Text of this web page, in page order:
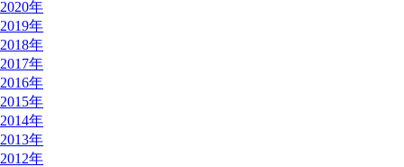
2020年
2019年
2018年
2017年
2016年
2015年
2014年
2013年
2012年